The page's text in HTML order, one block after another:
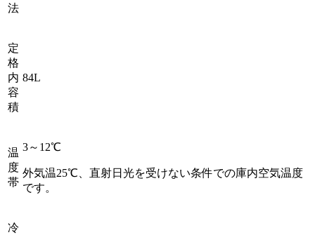
法
定
格
内
容
積
84L
温
度
帯
3～12℃
外気温25℃、直射日光を受けない条件での庫内空気温度
です。
冷